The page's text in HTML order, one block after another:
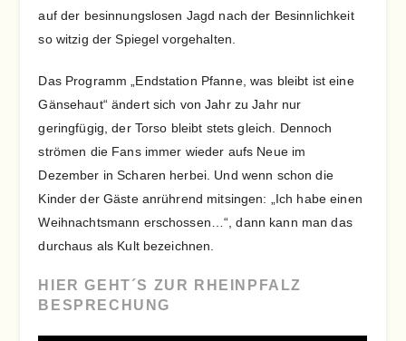
auf der besinnungslosen Jagd nach der Besinnlichkeit
so witzig der Spiegel vorgehalten.
Das Programm „Endstation Pfanne, was bleibt ist eine
Gänsehaut“ ändert sich von Jahr zu Jahr nur
geringfügig, der Torso bleibt stets gleich. Dennoch
strömen die Fans immer wieder aufs Neue im
Dezember in Scharen herbei. Und wenn schon die
Kinder der Gäste anrührend mitsingen: „Ich habe einen
Weihnachtsmann erschossen…“, dann kann man das
durchaus als Kult bezeichnen.
HIER GEHT´S ZUR RHEINPFALZ
BESPRECHUNG